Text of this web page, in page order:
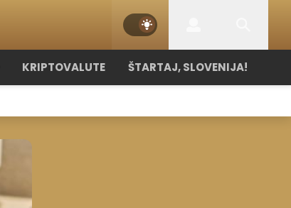
KRIPTOVALUTE ŠTARTAJ, SLOVENIJA!